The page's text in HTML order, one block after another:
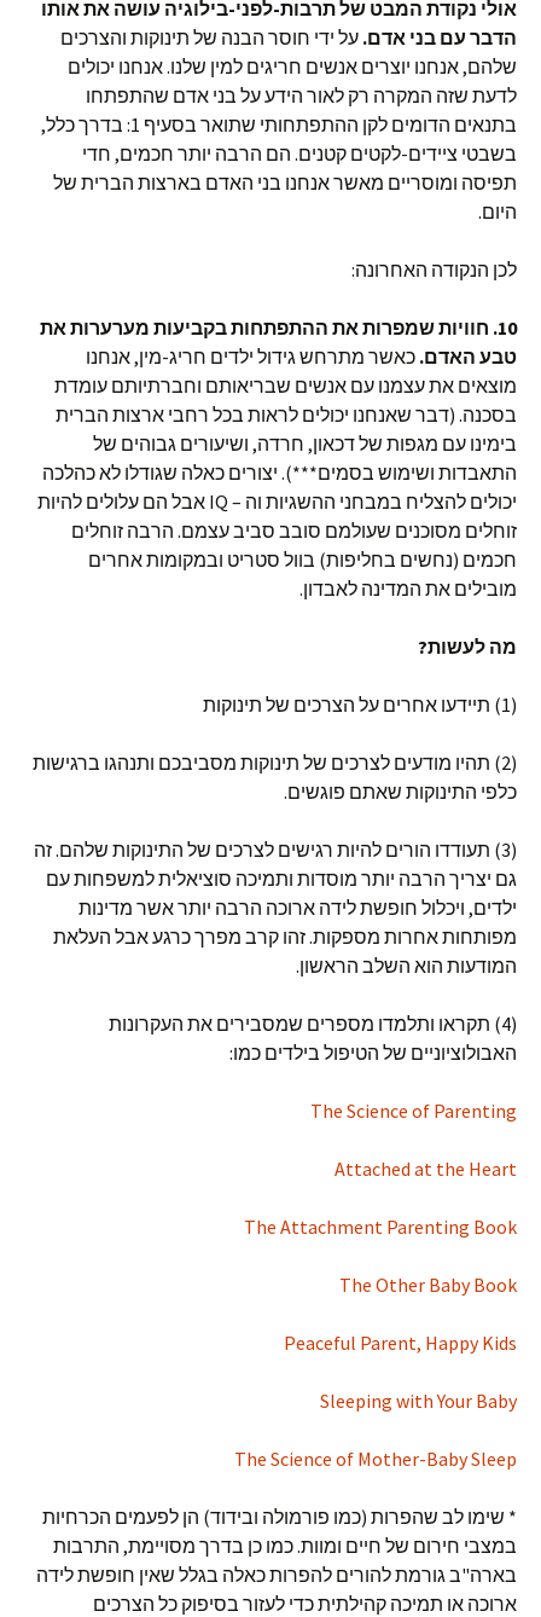
אולי נקודת המבט של תרבות-לפני-בילוגיה עושה את אותו
הדבר עם בני אדם. על ידי חוסר הבנה של תינוקות והצרכים
שלהם, אנחנו יוצרים אנשים חריגים למין שלנו. אנחנו יכולים
לדעת שזה המקרה רק לאור הידע על בני אדם שהתפתחו
בתנאים הדומים לקן ההתפתחותי שתואר בסעיף 1: בדרך כלל,
בשבטי ציידים-לקטים קטנים. הם הרבה יותר חכמים, חדי
תפיסה ומוסריים מאשר אנחנו בני האדם בארצות הברית של
היום.
לכן הנקודה האחרונה:
10. חוויות שמפרות את ההתפתחות בקביעות מערערות את
טבע האדם. כאשר מתרחש גידול ילדים חריג-מין, אנחנו
מוצאים את עצמנו עם אנשים שבריאותם וחברתיותם עומדת
בסכנה. (דבר שאנחנו יכולים לראות בכל רחבי ארצות הברית
בימינו עם מגפות של דכאון, חרדה, ושיעורים גבוהים של
התאבדות ושימוש בסמים***). יצורים כאלה שגודלו לא כהלכה
יכולים להצליח במבחני ההשגיות וה – IQ אבל הם עלולים להיות
זוחלים מסוכנים שעולמם סובב סביב עצמם. הרבה זוחלים
חכמים (נחשים בחליפות) בוול סטריט ובמקומות אחרים
מובילים את המדינה לאבדון.
מה לעשות?
(1) תיידעו אחרים על הצרכים של תינוקות
(2) תהיו מודעים לצרכים של תינוקות מסביבכם ותנהגו ברגישות
כלפי התינוקות שאתם פוגשים.
(3) תעודדו הורים להיות רגישים לצרכים של התינוקות שלהם. זה
גם יצריך הרבה יותר מוסדות ותמיכה סוציאלית למשפחות עם
ילדים, ויכלול חופשת לידה ארוכה הרבה יותר אשר מדינות
מפותחות אחרות מספקות. זהו קרב מפרך כרגע אבל העלאת
המודעות הוא השלב הראשון.
(4) תקראו ותלמדו מספרים שמסבירים את העקרונות
האבולוציוניים של הטיפול בילדים כמו:
The Science of Parenting
Attached at the Heart
The Attachment Parenting Book
The Other Baby Book
Peaceful Parent, Happy Kids
Sleeping with Your Baby
The Science of Mother-Baby Sleep
* שימו לב שהפרות (כמו פורמולה ובידוד) הן לפעמים הכרחיות
במצבי חירום של חיים ומוות. כמו כן בדרך מסויימת, התרבות
בארה"ב גורמת להורים להפרות כאלה בגלל שאין חופשת לידה
ארוכה או תמיכה קהילתית כדי לעזור בסיפוק כל הצרכים